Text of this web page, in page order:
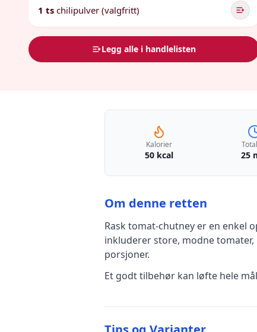
1 ts chilipulver (valgfritt)
Legg alle i handlelisten
Kalorier
50 kcal 25
Om denne retten
Rask tomat-chutney er en enkel
inkludererstore, modne
porsjoner.
Et godt tilbehør kan løfte hele